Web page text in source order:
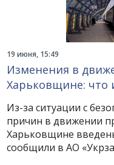
19 июня, 15:49
Изменения в
Харьковщине: что
Из-за ситуации с
причин в движении
Харьковщине
сообщили в АО